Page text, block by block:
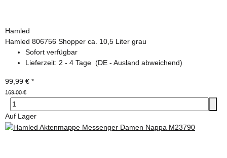
Hamled
Hamled 806756 Shopper ca. 10,5 Liter grau
Sofort verfügbar
Lieferzeit: 2 - 4 Tage (DE - Ausland abweichend)
99,99 € *
169,00 €
Auf Lager